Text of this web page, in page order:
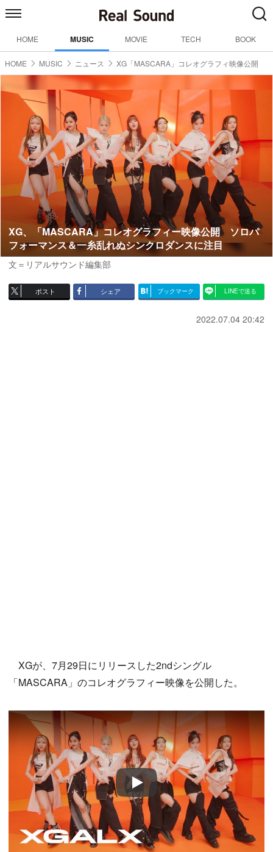
HOME MUSIC MOVIE TECH BOOK
HOME MUSIC ニュース XG「MASCARA」コレオグラフィ映像公開
XG、「MASCARA」コレオグラフィー映像公開 ソロパ
フォーマンス＆一糸乱れぬシンクロダンスに注目
文＝リアルサウンド編集部
ポスト シェア ブックマーク LINEで送る
2022.07.04 20:42
XGが、7月29日にリリースした2ndシングル
「MASCARA」のコレオグラフィー映像を公開した。
Play